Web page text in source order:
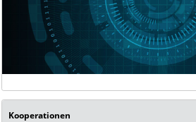
Kooperationen